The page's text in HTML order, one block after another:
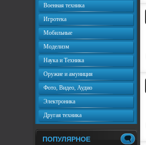
Военная техника
Игротека
Мобильные
Моделизм
Наука и Техника
Оружие и амуниция
Фото, Видео, Аудио
Электроника
Другая техника
ПОПУЛЯРНОЕ